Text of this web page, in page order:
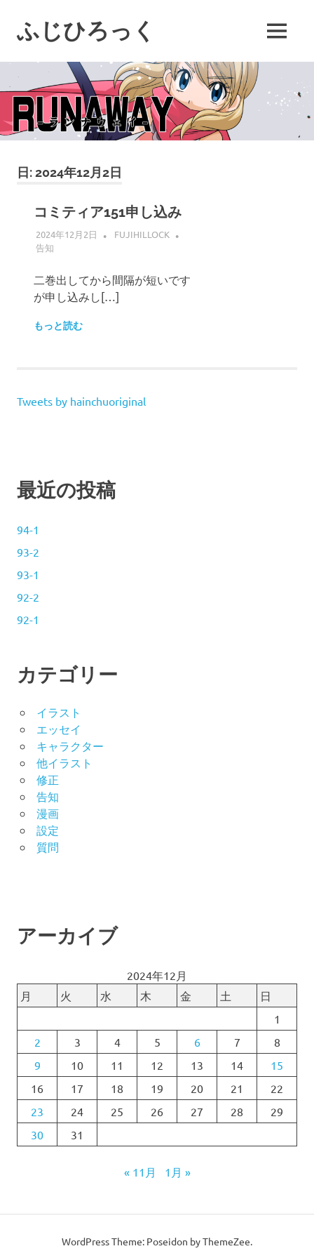
ン
へ
キ
ッ
ふじひろっく MENU
日:2024年12月2日
コミティア151申し込み
2024年12月2日
FUJIHILLOCK
告知
二巻出してから間隔が短いです
が申し込みし[…]
もっと読む
Tweets by hainchuoriginal
最近の投稿
94-1
93-2
93-1
92-2
92-1
カテゴリー
イラスト
エッセイ
キャラクター
他イラスト
修正
告知
漫画
設定
質問
アーカイブ
2024年12月
月
火 水 木 金 土
日
1
2
3 4 5 6 7
8
9
10 11 12 13 14
15
16
17 18 19 20 21
22
23
24 25 26 27 28
29
30
31
« 11月 1月 »
WordPress Theme: Poseidon by ThemeZee.